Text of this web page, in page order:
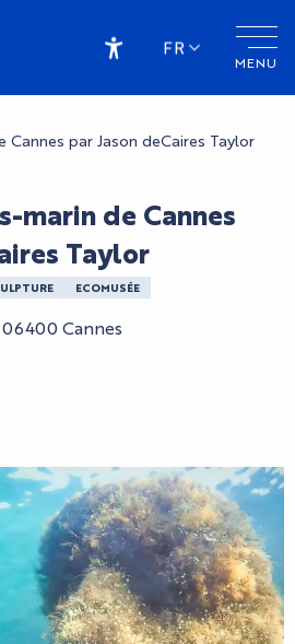
MENU
Accessibilité
FR
Cannes par Jason deCaires Taylor
marin de Cannes
Taylor
ECOMUSÉE
Cannes